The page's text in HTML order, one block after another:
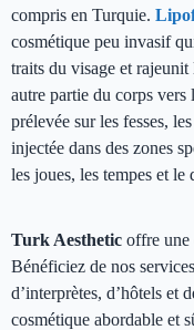
compris en Turquie.
cosmétique peu invasif
traits du visage et rajeunit
autre partie du corps vers
prélevée sur les fesses,
injectée dans des zones
les joues, les tempes et le
Turk Aesthetic offre une
Bénéficiez de nos
d’interprètes, d’hôtels et
cosmétique abordable et